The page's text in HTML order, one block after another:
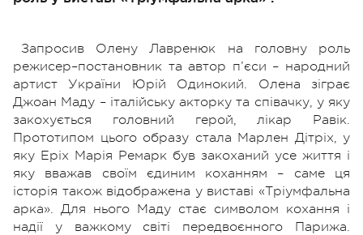
Запросив Олену Лавренюк на головну роль
режисер–постановник та автор п’єси – народний
артист України Юрій Одинокий. Олена зіграє
Джоан Маду – італійську акторку та співачку, у яку
закохується головний герой, лікар Равік.
Прототипом цього образу стала Марлен Дітріх, у
яку Еріх Марія Ремарк був закоханий усе життя і
яку вважав своїм єдиним коханням – саме ця
історія також відображена у виставі «Тріумфальна
арка». Для нього Маду стає символом кохання і
надії у важкому світі передвоєнного Парижа.